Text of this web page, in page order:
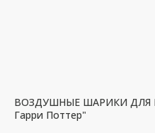
ВОЗДУШНЫЕ ШАРИКИ ДЛЯ
Гарри Поттер"